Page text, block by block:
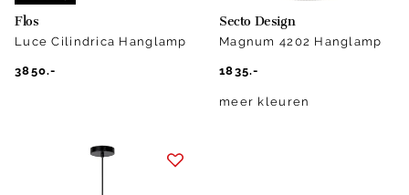
Flos
Luce Cilindrica Hanglamp
3850.-
Secto Design
Magnum 4202 Hanglamp
1835.-
meer kleuren